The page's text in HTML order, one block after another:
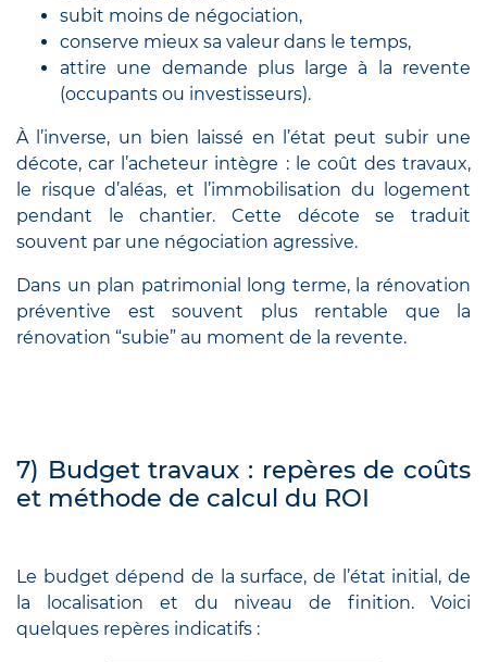
subit moins de négociation,
conserve mieux sa valeur dans le temps,
attire une demande plus large à la revente
(occupants ou investisseurs).
À l’inverse, un bien laissé en l’état peut subir une
décote, car l’acheteur intègre : le coût des travaux,
le risque d’aléas, et l’immobilisation du logement
pendant le chantier. Cette décote se traduit
souvent par une négociation agressive.
Dans un plan patrimonial long terme, la rénovation
préventive est souvent plus rentable que la
rénovation “subie” au moment de la revente.
7) Budget travaux : repères de coûts
et méthode de calcul du ROI
Le budget dépend de la surface, de l’état initial, de
la localisation et du niveau de finition. Voici
quelques repères indicatifs :